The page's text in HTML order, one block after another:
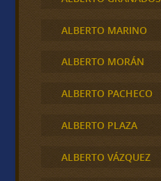
ALBERTO MARINO
ALBERTO MORÁN
ALBERTO PACHECO
ALBERTO PLAZA
ALBERTO VÁZQUEZ